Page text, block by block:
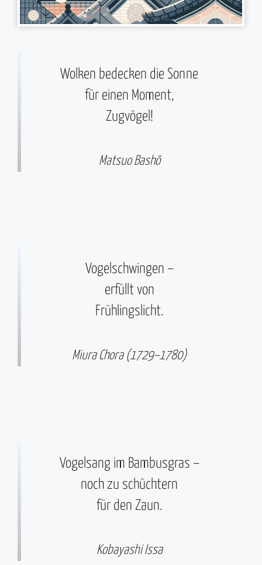
Wolken bedecken die Sonne
für einen Moment,
Zugvögel!
Matsuo Bashō
Vogelschwingen –
erfüllt von
Frühlingslicht.
Miura Chora (1729–1780)
Vogelsang im Bambusgras –
noch zu schüchtern
für den Zaun.
Kobayashi Issa